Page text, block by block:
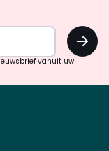
OK
vanuit uw